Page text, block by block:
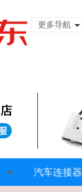
更多导航
汽车连接器